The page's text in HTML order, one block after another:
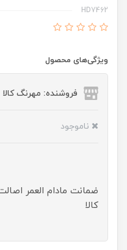
HD7462
ویژگی‌های محصول
فروشنده: مهرنگ کالا
ناموجود
کالا